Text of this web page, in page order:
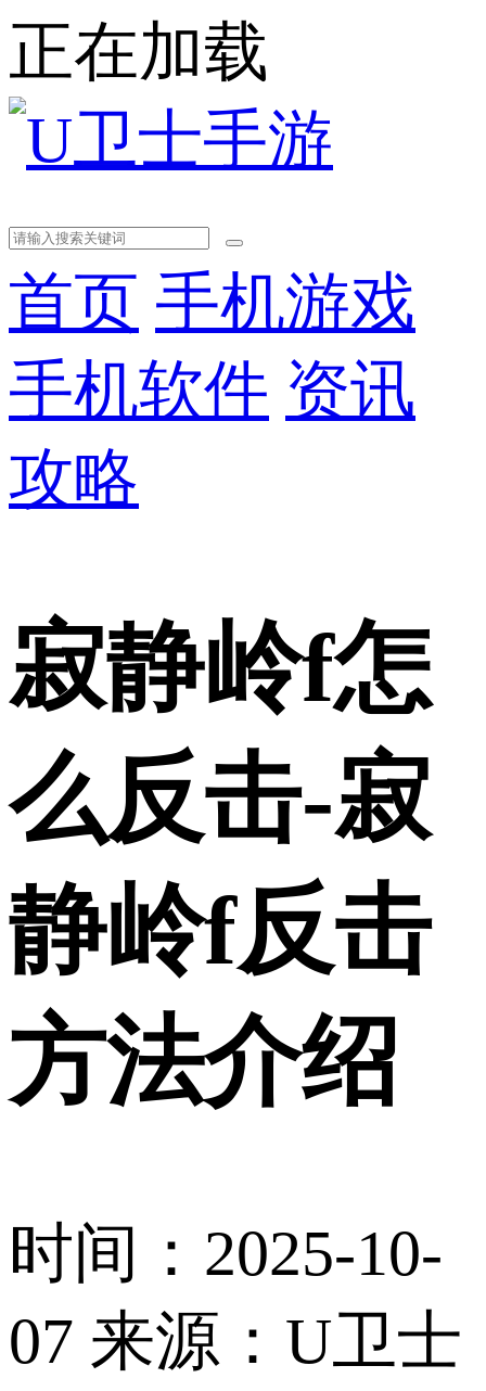
正在加载
首页 手机游戏
手机软件 资讯
攻略
寂静岭f怎
么反击-寂
静岭f反击
方法介绍
时间：2025-10-
07 来源：U卫士